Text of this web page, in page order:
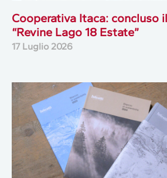
Cooperativa Itaca: concluso
“Revine Lago 18 Estate”
17 Luglio 2026